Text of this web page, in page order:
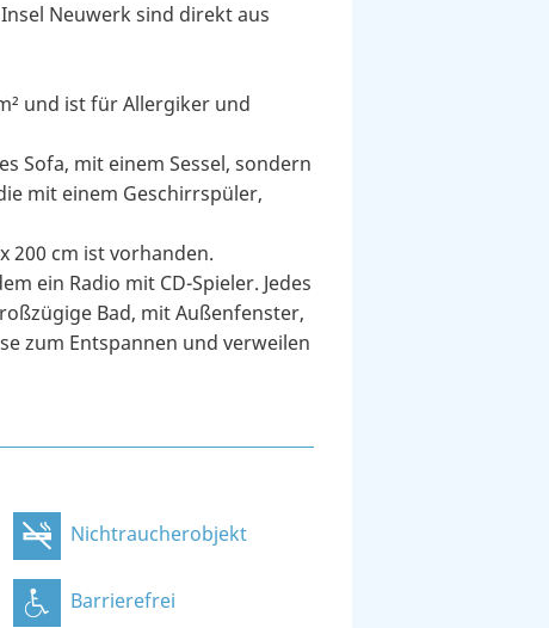
Neuwerk sind direkt aus
und ist für Allergiker und
Sofa, mit einem Sessel, sondern
mit einem Geschirrspüler,
200 cm ist vorhanden.
ein Radio mit CD-Spieler. Jedes
Bad, mit Außenfenster,
zum Entspannen und verweilen
Nichtraucherobjekt
Barrierefrei